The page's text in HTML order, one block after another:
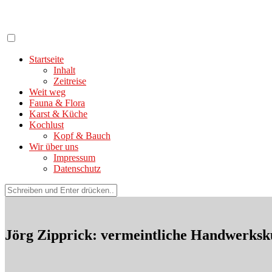
springen
Startseite
Inhalt
Zeitreise
Weit weg
Fauna & Flora
Karst & Küche
Kochlust
Kopf & Bauch
Wir über uns
Impressum
Datenschutz
Suchen
nach:
Jörg Zipprick: vermeintliche